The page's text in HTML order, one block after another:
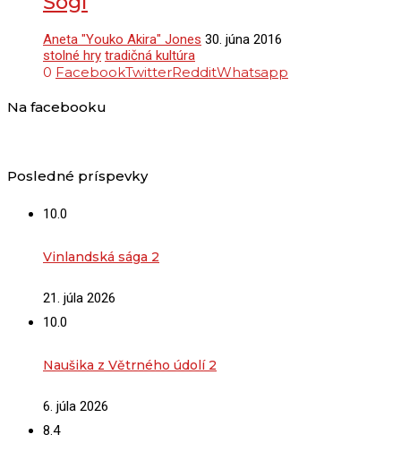
Aneta "Youko Akira" Jones 30. júna 2016
stolné hry tradičná kultúra
0 FacebookTwitterRedditWhatsapp
Na facebooku
Posledné príspevky
10.0
Vinlandská sága 2
21. júla 2026
10.0
Naušika z Větrného údolí 2
6. júla 2026
8.4